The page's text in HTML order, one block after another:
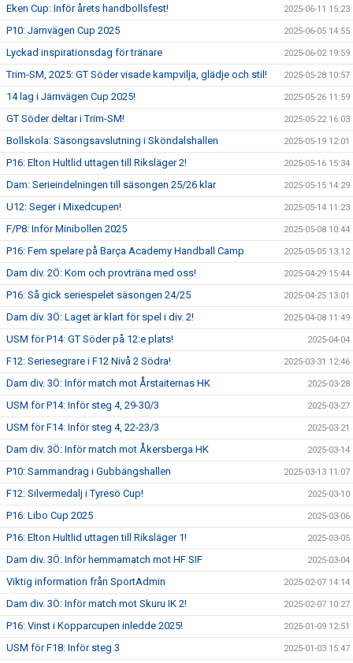
Eken Cup: Inför årets handbollsfest! 2025-06-11 15:23
P10: Järnvägen Cup 2025 2025-06-05 14:55
Lyckad inspirationsdag för tränare 2025-06-02 19:59
Trim-SM, 2025: GT Söder visade kampvilja, glädje och stil! 2025-05-28 10:57
14 lag i Järnvägen Cup 2025! 2025-05-26 11:59
GT Söder deltar i Trim-SM! 2025-05-22 16:03
Bollskola: Säsongsavslutning i Sköndalshallen 2025-05-19 12:01
P16: Elton Hultlid uttagen till Riksläger 2! 2025-05-16 15:34
Dam: Serieindelningen till säsongen 25/26 klar 2025-05-15 14:29
U12: Seger i Mixedcupen! 2025-05-14 11:23
F/P8: Inför Minibollen 2025 2025-05-08 10:44
P16: Fem spelare på Barça Academy Handball Camp 2025-05-05 13:12
Dam div. 2Ö: Kom och provträna med oss! 2025-04-29 15:44
P16: Så gick seriespelet säsongen 24/25 2025-04-25 13:01
Dam div. 3Ö: Laget är klart för spel i div. 2! 2025-04-08 11:49
USM för P14: GT Söder på 12:e plats! 2025-04-04
F12: Seriesegrare i F12 Nivå 2 Södra! 2025-03-31 12:46
Dam div. 3Ö: Inför match mot Årstaiternas HK 2025-03-28
USM för P14: Inför steg 4, 29-30/3 2025-03-27
USM för F14: Inför steg 4, 22-23/3 2025-03-21
Dam div. 3Ö: Inför match mot Åkersberga HK 2025-03-14
P10: Sammandrag i Gubbängshallen 2025-03-13 11:07
F12: Silvermedalj i Tyresö Cup! 2025-03-10
P16: Libo Cup 2025 2025-03-06
P16: Elton Hultlid uttagen till Riksläger 1! 2025-03-05
Dam div. 3Ö: Inför hemmamatch mot HF SIF 2025-03-04
Viktig information från SportAdmin 2025-02-07 14:14
Dam div. 3Ö: Inför match mot Skuru IK 2! 2025-02-07 10:27
P16: Vinst i Kopparcupen inledde 2025! 2025-01-09 12:51
USM för F18: Inför steg 3 2025-01-03 15:47